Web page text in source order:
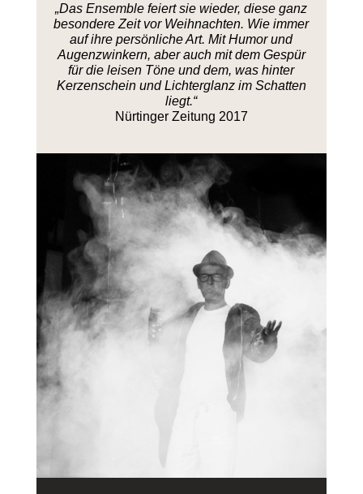
„Das Ensemble feiert sie wieder, diese ganz
besondere Zeit vor Weihnachten. Wie immer
auf ihre persönliche Art. Mit Humor und
Augenzwinkern, aber auch mit dem Gespür
für die leisen Töne und dem, was hinter
Kerzenschein und Lichterglanz im Schatten
liegt.“
Nürtinger Zeitung 2017